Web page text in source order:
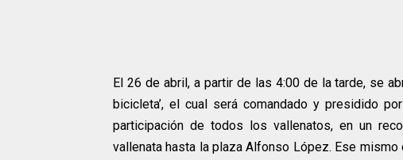
El 26 de abril, a partir de las 4:00 de la tarde, se
bicicleta’, el cual será comandado y presidido
participación de todos los vallenatos, en un
vallenata hasta la plaza Alfonso López. Ese